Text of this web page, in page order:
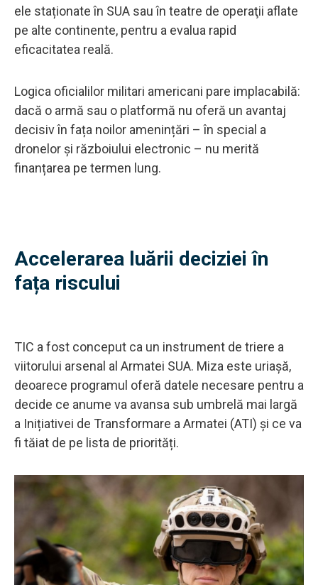
ele staționate în SUA sau în teatre de operaţii aflate
pe alte continente, pentru a evalua rapid
eficacitatea reală.
Logica oficialilor militari americani pare implacabilă:
dacă o armă sau o platformă nu oferă un avantaj
decisiv în fața noilor amenințări – în special a
dronelor și războiului electronic – nu merită
finanțarea pe termen lung.
Accelerarea luării deciziei în
fața riscului
TIC a fost conceput ca un instrument de triere a
viitorului arsenal al Armatei SUA. Miza este uriașă,
deoarece programul oferă datele necesare pentru a
decide ce anume va avansa sub umbrelă mai largă
a Inițiativei de Transformare a Armatei (ATI) și ce va
fi tăiat de pe lista de priorități.